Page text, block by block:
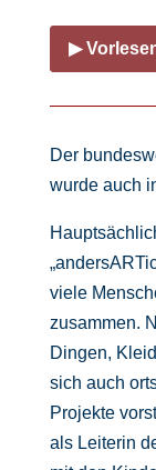
▶
Der
wurde auch
viele
zusammen.
Dingen,
sich auch
Projekte
als Leiterin